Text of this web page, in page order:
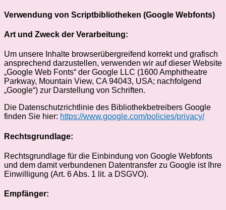
Verwendung von Scriptbibliotheken (Google Webfonts)
Art und Zweck der Verarbeitung:
Um unsere Inhalte browserübergreifend korrekt und grafisch
ansprechend darzustellen, verwenden wir auf dieser Website
„Google Web Fonts“ der Google LLC (1600 Amphitheatre
Parkway, Mountain View, CA 94043, USA; nachfolgend
„Google“) zur Darstellung von Schriften.
Die Datenschutzrichtlinie des Bibliothekbetreibers Google
finden Sie hier: https://www.google.com/policies/privacy/
Rechtsgrundlage:
Rechtsgrundlage für die Einbindung von Google Webfonts
und dem damit verbundenen Datentransfer zu Google ist Ihre
Einwilligung (Art. 6 Abs. 1 lit. a DSGVO).
Empfänger: